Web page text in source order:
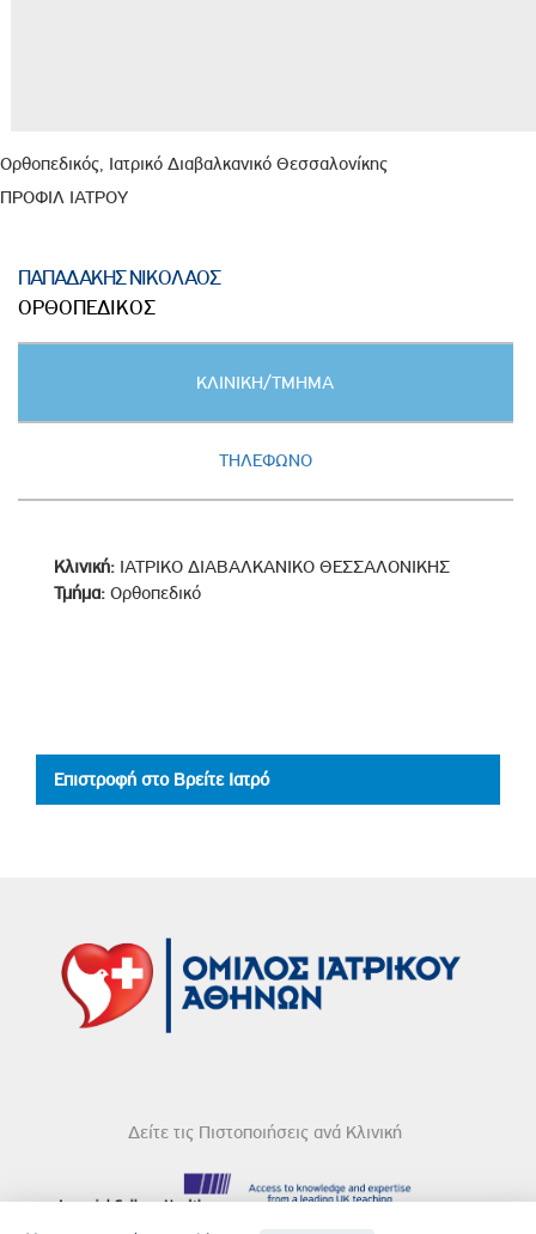
Ορθοπεδικός, Ιατρικό Διαβαλκανικό Θεσσαλονίκης
ΠΡΟΦΙΛ ΙΑΤΡΟΥ
ΠΑΠΑΔΑΚΗΣ ΝΙΚΟΛΑΟΣ
ΟΡΘΟΠΕΔΙΚΟΣ
ΚΛΙΝΙΚΗ/ΤΜΗΜΑ
ΤΗΛΕΦΩΝΟ
Κλινική: ΙΑΤΡΙΚΟ ΔΙΑΒΑΛΚΑΝΙΚΟ ΘΕΣΣΑΛΟΝΙΚΗΣ
Τμήμα: Ορθοπεδικό
Επιστροφή στο Βρείτε Ιατρό
Δείτε τις Πιστοποιήσεις ανά Κλινική